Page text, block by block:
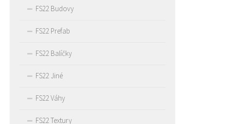
FS22 Budovy
FS22 Prefab
FS22 Balíčky
FS22 Jiné
FS22 Váhy
FS22 Textury